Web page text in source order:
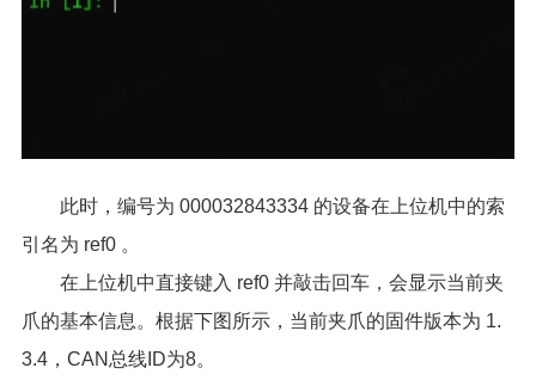
此时，编号为 000032843334 的设备在上位机中的索
引名为 ref0 。
在上位机中直接键入 ref0 并敲击回车，会显示当前夹
爪的基本信息。根据下图所示，当前夹爪的固件版本为 1.
3.4，CAN总线ID为8。